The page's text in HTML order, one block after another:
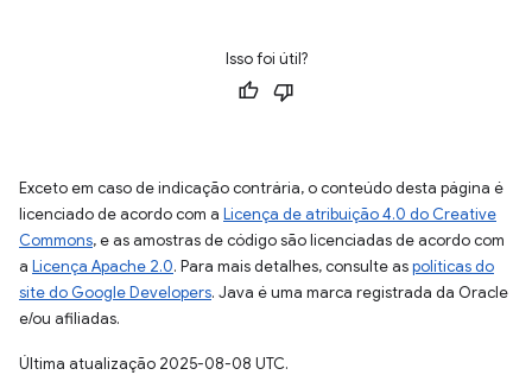
Isso foi útil?
Exceto em caso de indicação contrária, o conteúdo desta página é
licenciado de acordo com a Licença de atribuição 4.0 do Creative
Commons, e as amostras de código são licenciadas de acordo com
a Licença Apache 2.0. Para mais detalhes, consulte aspolíticas do
site do Google Developers. Java é uma marca registrada da Oracle
e/ou afiliadas.
Última atualização 2025-08-08 UTC.